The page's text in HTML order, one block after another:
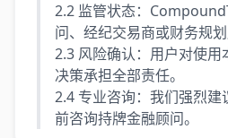
2.2 监管状态：
问、经纪交易商或财务规划
2.3 风险确认：用户对使
决策承担全部责任。
2.4 专业咨询：我们强烈
前咨询持牌金融顾问。